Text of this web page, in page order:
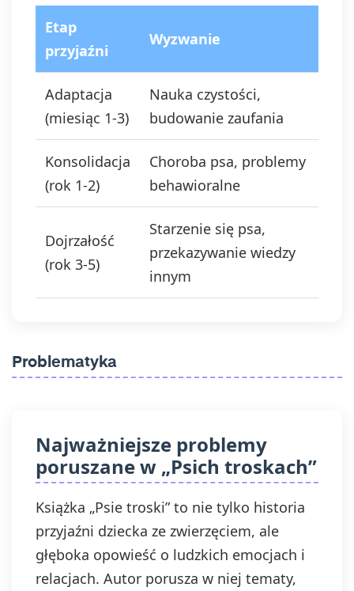
Etap
przyjaźni
Wyzwanie
Adaptacja
(miesiąc 1-3)
Nauka czystości,
budowanie zaufania
Konsolidacja
(rok 1-2)
Choroba psa, problemy
behawioralne
Dojrzałość
(rok 3-5)
Starzenie się psa,
przekazywanie wiedzy
innym
Problematyka
Najważniejsze problemy
poruszane w „Psich troskach”
Książka „Psie troski” to nie tylko historia
przyjaźni dziecka ze zwierzęciem, ale
głęboka opowieść o ludzkich emocjach i
relacjach. Autor porusza w niej tematy,